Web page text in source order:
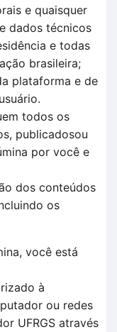
e quaisquer
dados técnicos
e todas
brasileira;
plataforma e de
todos os
publicadosou
por você e
dos conteúdos
os
você está
à
ou redes
UFRGS através